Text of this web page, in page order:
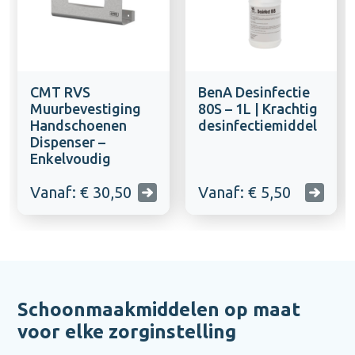
CMT RVS
Muurbevestiging
Handschoenen
Dispenser –
Enkelvoudig
Vanaf: € 30,50
BenA Desinfectie
80S – 1L | Krachtig
desinfectiemiddel
Vanaf: € 5,50
Schoonmaakmiddelen op maat
voor elke zorginstelling